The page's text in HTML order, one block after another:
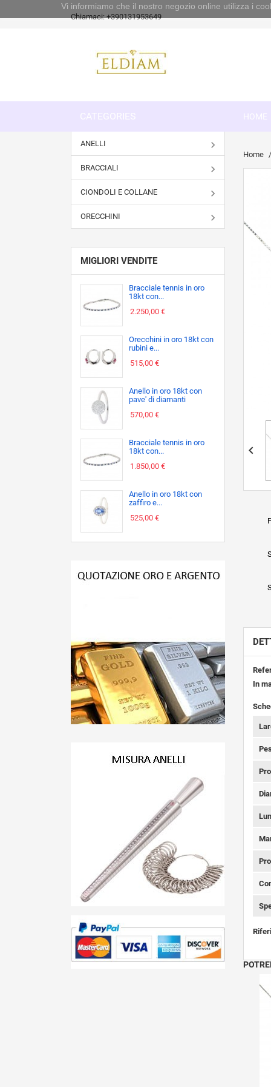
Chiamaci:+390131953649
CATEGORIES HOME
ANELLI
BRACCIALI
CIONDOLI E COLLANE
ORECCHINI
MIGLIORI VENDITE
Bracciale tennis in oro
18kt con...
2.250,00 €
Orecchini in oro 18kt con
rubini e...
515,00 €
Anello in oro 18kt con
pave' di diamanti
570,00 €
Bracciale tennis in oro
18kt con...
1.850,00 €
Anello in oro 18kt con
zaffiro e...
525,00 €
Home

In
Vi informiamo che il nostro negozio online utilizza i